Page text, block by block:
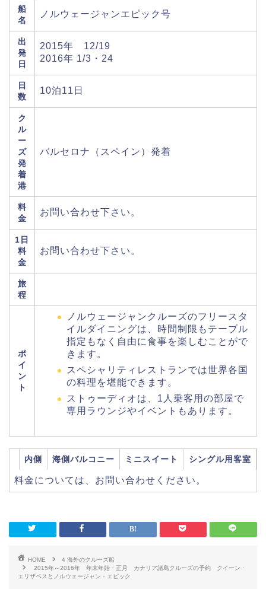
船
名
ノルウェージャンエピック号
出
発
日
2015年 12/19
2016年 1/3・24
日
数
10泊11日
ク
ル
ー
ズ
発
着
港
バルセロナ（スペイン）発着
料
金
お問い合わせ下さい。
1日
料
金
お問い合わせ下さい。
旅
程
ポ
イ
ン
ト
ノルウェージャンクルーズのフリースタ
イルダイニングは、時間制限もテーブル
指定もなく自由に食事を楽しむことがで
きます。
スペシャリティレストランでは世界各国
の料理を堪能できます。
ストゥーディオは、1人乗客用の部屋で
専用ラウンジやイベントもあります。
内側 海側バルコニー ミニスイート シングル用客室
料金については、お問い合わせください。
HOME
4 海外のクルーズ船
2015年～2016年 年末年始・正月 カナリア諸島クルーズの予約 クイーン・
エリザベスとノルウェージャン・エピック